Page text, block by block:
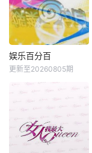
娱乐百分百
更新至20260805期